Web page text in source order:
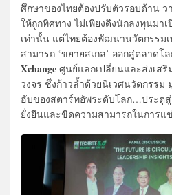
ศึกษาของไทยต้องปรับตัวรอบด้าน
ให้ถูกทิศทาง ไม่เพียงดึงนักลงทุนมา
เท่านั้น แต่ไทยต้องพัฒนานวัตกรรมเ
สามารถ ‘ขยายสเกล’ ออกสู่ตลาดโ
Xchange ศูนย์แลกเปลี่ยนและส่งเส
วงจร ซึ่งก้าวล้ำด้วยนิเวศนวัตกรรม
ฮับของสตาร์ทอัพระดับโลก…ประตู
ยั่งยืนและขีดความสามารถในการแ